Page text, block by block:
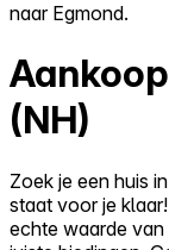
naar Egmond.
(NH)
Zoek je een huis
staat voor je
echte waarde